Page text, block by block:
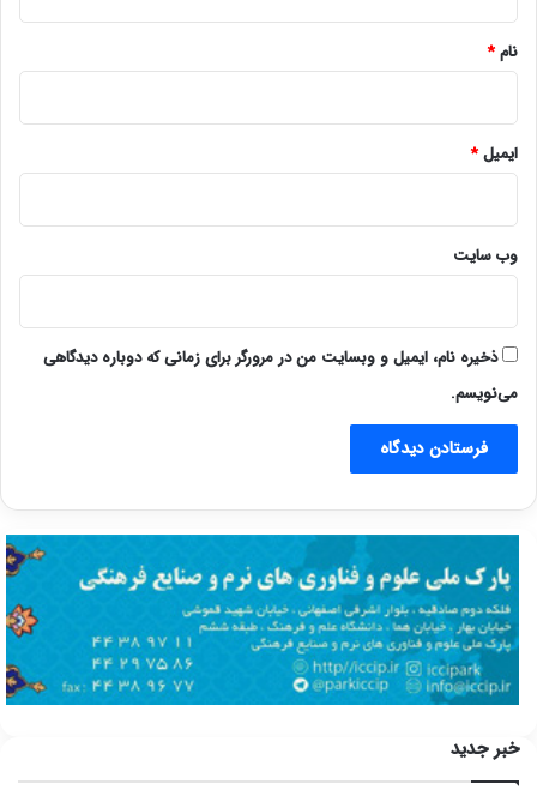
نام*
ایمیل*
وب‌ سایت
ذخیره نام، ایمیل و وبسایت من در مرورگر برای زمانی که دوباره دیدگاهی
می‌نویسم.
خبر جدید